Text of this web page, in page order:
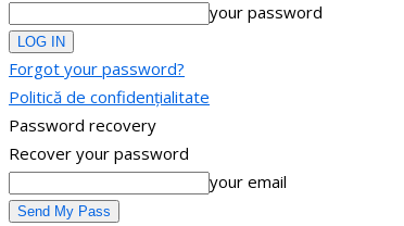
your password
Forgot your password?
Politică de confidențialitate
Password recovery
Recover your password
your email